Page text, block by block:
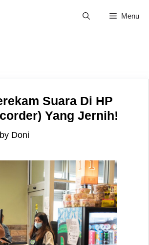
Menu
Suara Di HP
Yang Jernih!
by Doni